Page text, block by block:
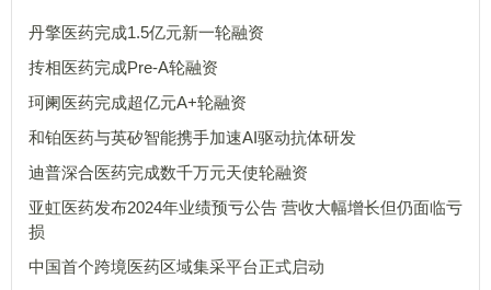
丹擎医药完成1.5亿元新一轮融资
抟相医药完成Pre-A轮融资
珂阑医药完成超亿元A+轮融资
和铂医药与英矽智能携手加速AI驱动抗体研发
迪普深合医药完成数千万元天使轮融资
亚虹医药发布2024年业绩预亏公告 营收大幅增长但仍面临亏
损
中国首个跨境医药区域集采平台正式启动